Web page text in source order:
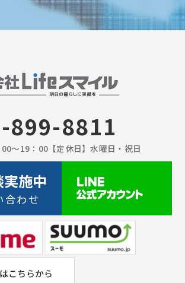
899-8811
〜19：00 【定休日】水曜日・祝日
施中
合わせ